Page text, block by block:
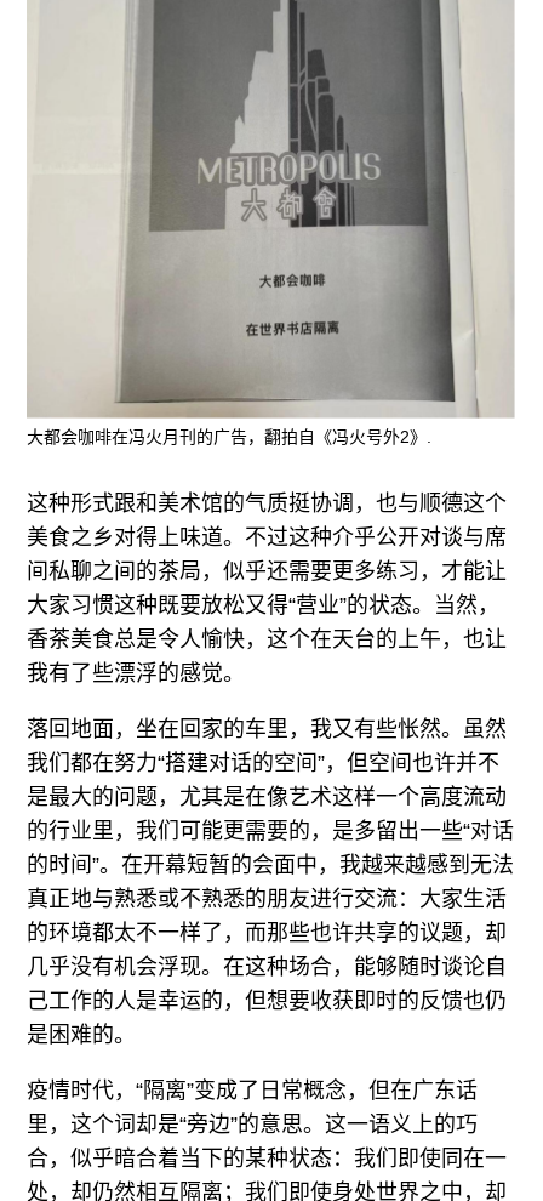
大都会咖啡在冯火月刊的广告，翻拍自《冯火号外2》.
这种形式跟和美术馆的气质挺协调，也与顺德这个
美食之乡对得上味道。不过这种介乎公开对谈与席
间私聊之间的茶局，似乎还需要更多练习，才能让
大家习惯这种既要放松又得“营业”的状态。当然，
香茶美食总是令人愉快，这个在天台的上午，也让
我有了些漂浮的感觉。
落回地面，坐在回家的车里，我又有些怅然。虽然
我们都在努力“搭建对话的空间”，但空间也许并不
是最大的问题，尤其是在像艺术这样一个高度流动
的行业里，我们可能更需要的，是多留出一些“对话
的时间”。在开幕短暂的会面中，我越来越感到无法
真正地与熟悉或不熟悉的朋友进行交流：大家生活
的环境都太不一样了，而那些也许共享的议题，却
几乎没有机会浮现。在这种场合，能够随时谈论自
己工作的人是幸运的，但想要收获即时的反馈也仍
是困难的。
疫情时代，“隔离”变成了日常概念，但在广东话
里，这个词却是“旁边”的意思。这一语义上的巧
合，似乎暗合着当下的某种状态：我们即使同在一
处，却仍然相互隔离；我们即使身处世界之中，却